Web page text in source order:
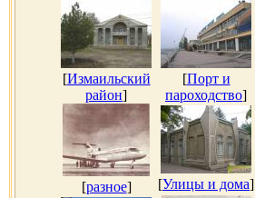
[Измаильский
район]
[Порт и
пароходство]
[разное] [Улицы и дома]